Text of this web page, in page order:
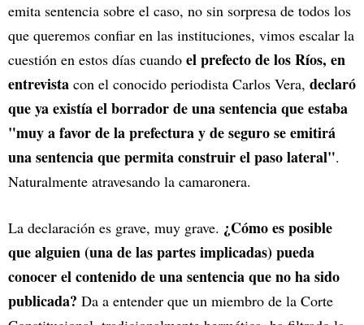
emita sentencia sobre el caso, no sin sorpresa de todos los
que queremos confiar en las instituciones, vimos escalar la
cuestión en estos días cuando el prefecto de los Ríos, en
entrevista con el conocido periodista Carlos Vera, declaró
que ya existía el borrador de una sentencia que estaba
"muy a favor de la prefectura y de seguro se emitirá
una sentencia que permita construir el paso lateral".
Naturalmente atravesando la camaronera.
La declaración es grave, muy grave. ¿Cómo es posible
que alguien (una de las partes implicadas) pueda
conocer el contenido de una sentencia que no ha sido
publicada? Da a entender que un miembro de la Corte